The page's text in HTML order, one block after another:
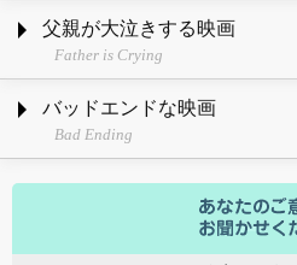
父親が大泣きする映画
Father is Crying
バッドエンドな映画
Bad Ending